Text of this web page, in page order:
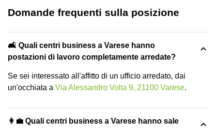
Domande frequenti sulla posizione
🛋️ Quali centri business a Varese hanno
postazioni di lavoro completamente arredate?
Se sei interessato all'affitto di un ufficio arredato, dai
un'occhiata a Via Alessandro Volta 9, 21100 Varese.
👩‍💼 Quali centri business a Varese hanno sale